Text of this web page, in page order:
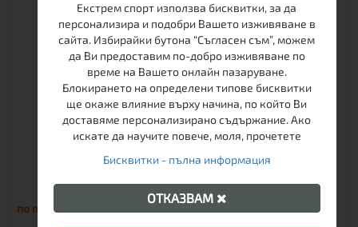
РАНИЦА ТАШЕВ VECTOR 17
по поръчка
Екстрем спорт използва бисквитки, за да
персонализира и подобри Вашето изживяване в
сайта. Избирайки бутона “Съгласен съм”, можем
да Ви предоставим по-добро изживяване по
време на Вашето онлайн пазаруване.
Блокирането на определени типове бисквитки
ще окаже влияние върху начина, по който Ви
доставяме персонализирано съдържание. Ако
искате да научите повече, моля, прочетете
Бисквитки - пълна информация
ОТКАЗВАМ